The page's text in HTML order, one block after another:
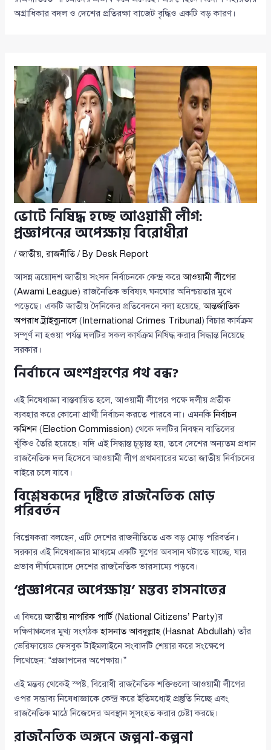
অগ্রাধিকার বদল ও দেশের প্রতিরক্ষা বাজেট বৃদ্ধিও একটি বড় কারণ।
ভোটে নিষিদ্ধ হচ্ছে আওয়ামী লীগ:
প্রজ্ঞাপনের অপেক্ষায় বিরোধীরা
/জাতীয়,রাজনীতি/ By Desk Report
আসন্ন ত্রয়োদশ জাতীয় সংসদ নির্বাচনকে কেন্দ্র করেআওয়ামী লীগের
(Awami League) রাজনৈতিক ভবিষ্যৎ ঘনঘোর অনিশ্চয়তার মুখে
পড়েছে। একটি জাতীয় দৈনিকের প্রতিবেদনে বলা হয়েছে,আন্তর্জাতিক
অপরাধ ট্রাইব্যুনালে( International Crimes Tribunal ) বিচার কার্যক্রম
সম্পূর্ণ না হওয়া পর্যন্ত দলটির সকল কার্যক্রম নিষিদ্ধ করার সিদ্ধান্ত নিয়েছে
সরকার।
নির্বাচনে অংশগ্রহণের পথ বন্ধ?
এই নিষেধাজ্ঞা বাস্তবায়িত হলে, আওয়ামী লীগের পক্ষে দলীয় প্রতীক
ব্যবহার করে কোনো প্রার্থী নির্বাচন করতে পারবে না। এমনকিনির্বাচন
কমিশন( Election Commission) থেকে দলটির নিবন্ধন বাতিলের
ঝুঁকিও তৈরি হয়েছে। যদি এই সিদ্ধান্ত চূড়ান্ত হয়, তবে দেশের অন্যতম প্রধান
রাজনৈতিক দল হিসেবে আওয়ামী লীগ প্রথমবারের মতো জাতীয় নির্বাচনের
বাইরে চলে যাবে।
বিশ্লেষকদের দৃষ্টিতে রাজনৈতিক মোড়
পরিবর্তন
বিশ্লেষকরা বলছেন, এটি দেশের রাজনীতিতে এক বড় মোড় পরিবর্তন।
সরকার এই নিষেধাজ্ঞার মাধ্যমে একটি যুগের অবসান ঘটাতে যাচ্ছে, যার
প্রভাব দীর্ঘমেয়াদে দেশের রাজনৈতিক ভারসাম্যে পড়বে।
‘প্রজ্ঞাপনের অপেক্ষায়’ মন্তব্য হাসনাতের
এ বিষয়েজাতীয় নাগরিক পার্টি (National Citizens’ Party)র
দক্ষিণাঞ্চলের মুখ্য সংগঠকহাসনাত আবদুল্লাহ (Hasnat Abdullah) তাঁর
ভেরিফায়েড ফেসবুক টাইমলাইনে সংবাদটি শেয়ার করে সংক্ষেপে
লিখেছেন: “প্রজ্ঞাপনের অপেক্ষায়।”
এই মন্তব্য থেকেই স্পষ্ট, বিরোধী রাজনৈতিক শক্তিগুলো আওয়ামী লীগের
ওপর সম্ভাব্য নিষেধাজ্ঞাকে কেন্দ্র করে ইতিমধ্যেই প্রস্তুতি নিচ্ছে এবং
রাজনৈতিক মাঠে নিজেদের অবস্থান সুসংহত করার চেষ্টা করছে।
রাজনৈতিক অঙ্গনে জল্পনা-কল্পনা